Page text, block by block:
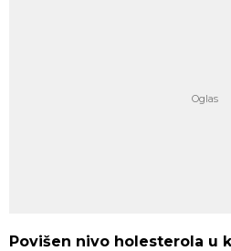
Povišen nivo holesterola u